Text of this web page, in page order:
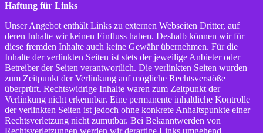
Haftung für Links
Unser Angebot enthält Links zu externen Webseiten Dritter, auf
deren Inhalte wir keinen Einfluss haben. Deshalb können wir für
diese fremden Inhalte auch keine Gewähr übernehmen. Für die
Inhalte der verlinkten Seiten ist stets der jeweilige Anbieter oder
Betreiber der Seiten verantwortlich. Die verlinkten Seiten wurden
zum Zeitpunkt der Verlinkung auf mögliche Rechtsverstöße
überprüft. Rechtswidrige Inhalte waren zum Zeitpunkt der
Verlinkung nicht erkennbar. Eine permanente inhaltliche Kontrolle
der verlinkten Seiten ist jedoch ohne konkrete Anhaltspunkte einer
Rechtsverletzung nicht zumutbar. Bei Bekanntwerden von